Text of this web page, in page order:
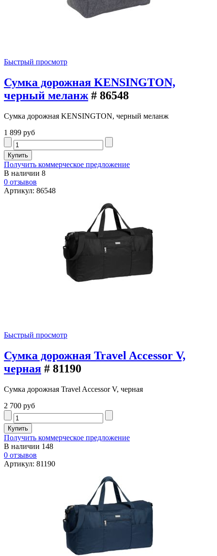
Быстрый просмотр
Сумка дорожная KENSINGTON,
черный меланж # 86548
Сумка дорожная KENSINGTON, черный меланж
1 899 руб
Получить коммерческое предложение
В наличии 8
0 отзывов
Артикул: 86548
Быстрый просмотр
Сумка дорожная Travel Accessor V,
черная # 81190
Сумка дорожная Travel Accessor V, черная
2 700 руб
Получить коммерческое предложение
В наличии 148
0 отзывов
Артикул: 81190